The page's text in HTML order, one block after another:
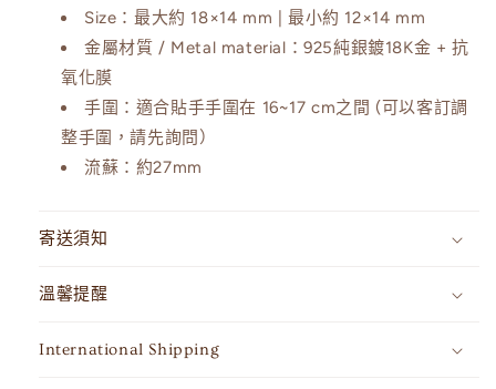
Size： 最大約 18×14 mm | 最小約 12×14 mm
金屬材質 / Metal material：925純銀鍍18K金 + 抗
氧化膜
手圍： 適合貼手手圍在 16~17 cm之間 (可以客訂調
整手圍，請先詢問）
流蘇： 約27mm
寄送須知
溫馨提醒
International Shipping